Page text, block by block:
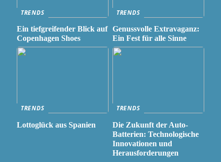
TRENDS
Ein tiefgreifender Blick auf
Copenhagen Shoes
TRENDS
Genussvolle Extravaganz:
Ein Fest für alle Sinne
TRENDS
Lottoglück aus Spanien
TRENDS
Die Zukunft der Auto-
Batterien: Technologische
Innovationen und
Herausforderungen